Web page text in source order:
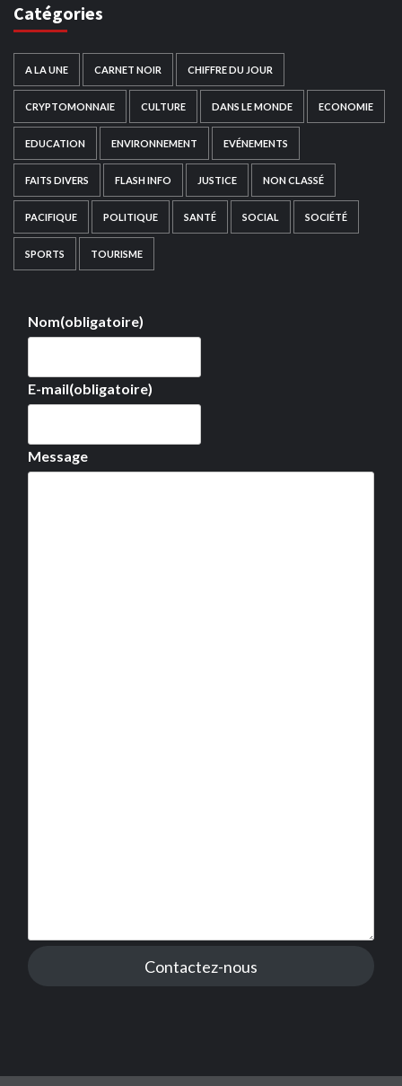
Catégories
A LA UNE CARNET NOIR CHIFFRE DU JOUR
CRYPTOMONNAIE CULTURE DANS LE MONDE ECONOMIE
EDUCATION ENVIRONNEMENT EVÉNEMENTS
FAITS DIVERS FLASH INFO JUSTICE NON CLASSÉ
PACIFIQUE POLITIQUE SANTÉ SOCIAL SOCIÉTÉ
SPORTS TOURISME
Nom(obligatoire)
E-mail(obligatoire)
Message
Contactez-nous